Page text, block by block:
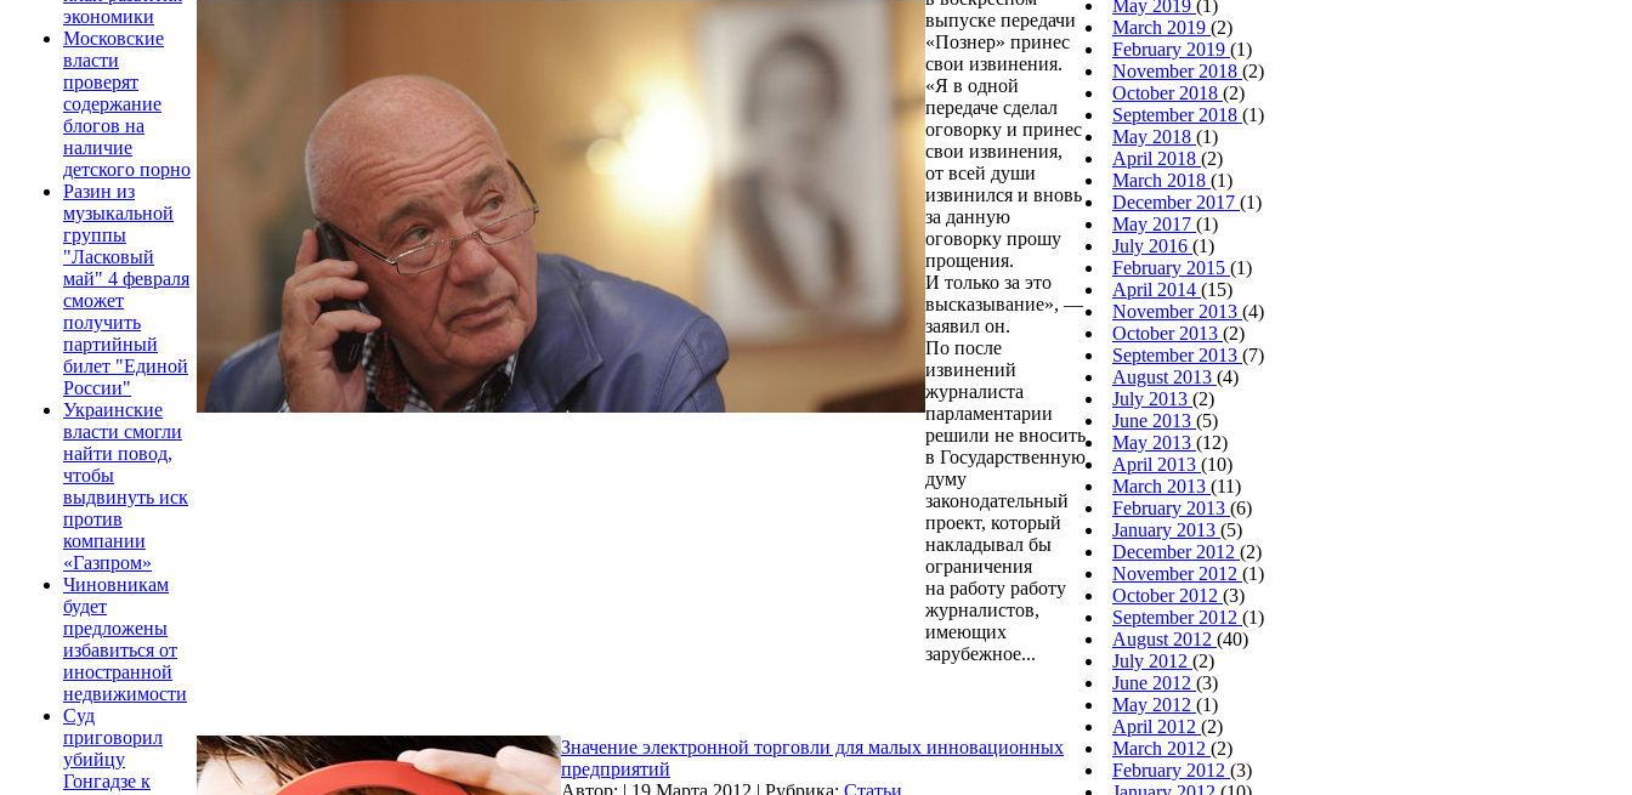
экономики
Московские
власти
проверят
содержание
блогов на
наличие
детского порно
Разин из
музыкальной
группы
"Ласковый
май" 4 февраля
сможет
получить
партийный
билет "Единой
России"
Украинские
власти смогли
найти повод,
чтобы
выдвинуть иск
против
компании
«Газпром»
Чиновникам
будет
предложены
избавиться от
иностранной
недвижимости
Суд
приговорил
убийцу
Гонгадзе к
выпуске передачи
«Познер» принес
свои извинения.
«Я в одной
передаче сделал
оговорку и принес
свои извинения,
от всей души
извинился и вновь
за данную
оговорку прошу
прощения.
И только за это
высказывание», —
заявил он.
По после
извинений
журналиста
парламентарии
решили не вносить
в Государственную
думу
законодательный
проект, который
накладывал бы
ограничения
на работу работу
журналистов,
имеющих
зарубежное...
Значение электронной торговли для малых инновационных
предприятий
Автор: | 19 Марта 2012 | Рубрика: Статьи
May 2019 (1)
March 2019 (2)
February 2019 (1)
November 2018 (2)
October 2018 (2)
September 2018 (1)
May 2018 (1)
April 2018 (2)
March 2018 (1)
December 2017 (1)
May 2017 (1)
July 2016 (1)
February 2015 (1)
April 2014 (15)
November 2013 (4)
October 2013 (2)
September 2013 (7)
August 2013 (4)
July 2013 (2)
June 2013 (5)
May 2013 (12)
April 2013 (10)
March 2013 (11)
February 2013 (6)
January 2013 (5)
December 2012 (2)
November 2012 (1)
October 2012 (3)
September 2012 (1)
August 2012 (40)
July 2012 (2)
June 2012 (3)
May 2012 (1)
April 2012 (2)
March 2012 (2)
February 2012 (3)